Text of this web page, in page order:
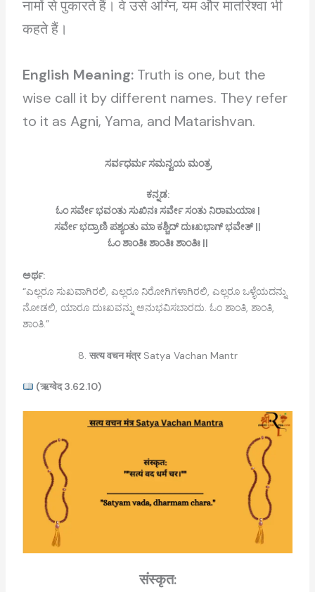
नामों से पुकारते हैं। वे उसे अग्नि, यम और मातरिश्वा भी
कहते हैं।
English Meaning:Truth is one, but the
wise call it by different names. They refer
to it as Agni, Yama, and Matarishvan.
ಸರ್ವಧರ್ಮ ಸಮನ್ವಯ ಮಂತ್ರ
ಕನ್ನಡ:
ಓಂ ಸರ್ವೇ ಭವಂತು ಸುಖಿನಃ ಸರ್ವೇ ಸಂತು ನಿರಾಮಯಾಃ |
ಸರ್ವೇ ಭದ್ರಾಣಿ ಪಶ್ಯಂತು ಮಾ ಕಶ್ಚಿದ್ ದುಃಖಭಾಗ್ ಭವೇತ್ ||
ಓಂ ಶಾಂತಿಃ ಶಾಂತಿಃ ಶಾಂತಿಃ ||
ಅರ್ಥ:
“ಎಲ್ಲರೂ ಸುಖವಾಗಿರಲಿ, ಎಲ್ಲರೂ ನಿರೋಗಿಗಳಾಗಿರಲಿ, ಎಲ್ಲರೂ ಒಳ್ಳೆಯದನ್ನು
ನೋಡಲಿ, ಯಾರೂ ದುಃಖವನ್ನು ಅನುಭವಿಸಬಾರದು. ಓಂ ಶಾಂತಿ, ಶಾಂತಿ,
ಶಾಂತಿ.”
8. सत्य वचन मंत्रSatya Vachan Mantr
(ऋग्वेद 3.62.10)
संस्कृत: